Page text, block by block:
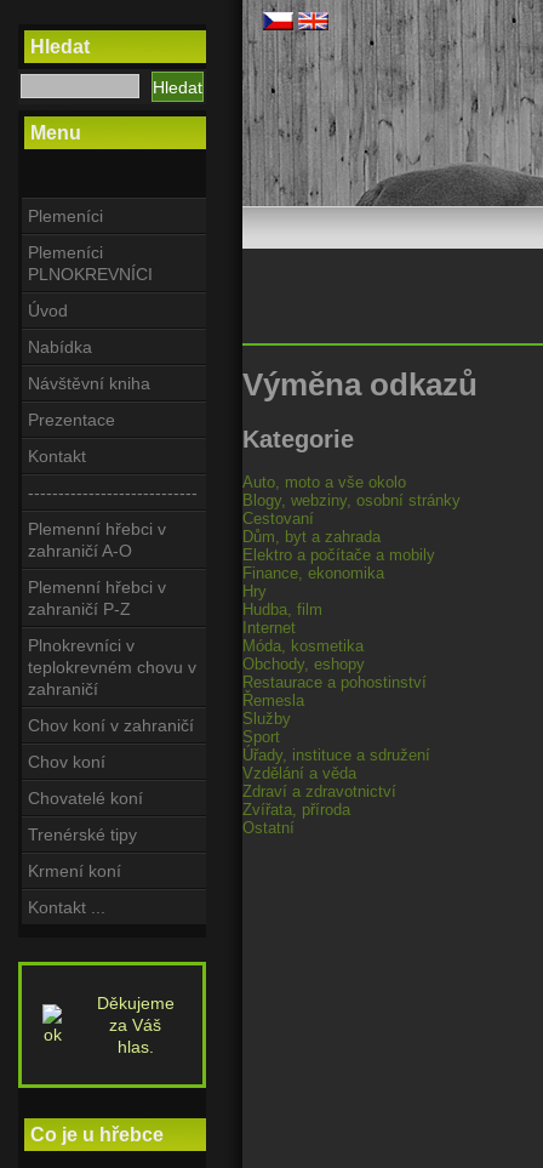
Hledat
Menu
Plemeníci
Plemeníci
PLNOKREVNÍCI
Úvod
Nabídka
Návštěvní kniha
Prezentace
Kontakt
----------------------------
Plemenní hřebci v
zahraničí A-O
Plemenní hřebci v
zahraničí P-Z
Plnokrevníci v
teplokrevném chovu v
zahraničí
Chov koní v zahraničí
Chov koní
Chovatelé koní
Trenérské tipy
Krmení koní
Kontakt ...
Děkujeme
za Váš
hlas.
Co je u hřebce
Výměna odkazů
Kategorie
Auto, moto a vše okolo
Blogy, webziny, osobní stránky
Cestovaní
Dům, byt a zahrada
Elektro a počítače a mobily
Finance, ekonomika
Hry
Hudba, film
Internet
Móda, kosmetika
Obchody, eshopy
Restaurace a pohostinství
Řemesla
Služby
Sport
Úřady, instituce a sdružení
Vzdělání a věda
Zdraví a zdravotnictví
Zvířata, příroda
Ostatní